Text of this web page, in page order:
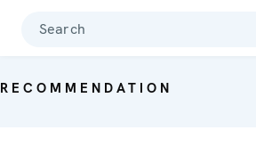
Search
RECOMMENDATION